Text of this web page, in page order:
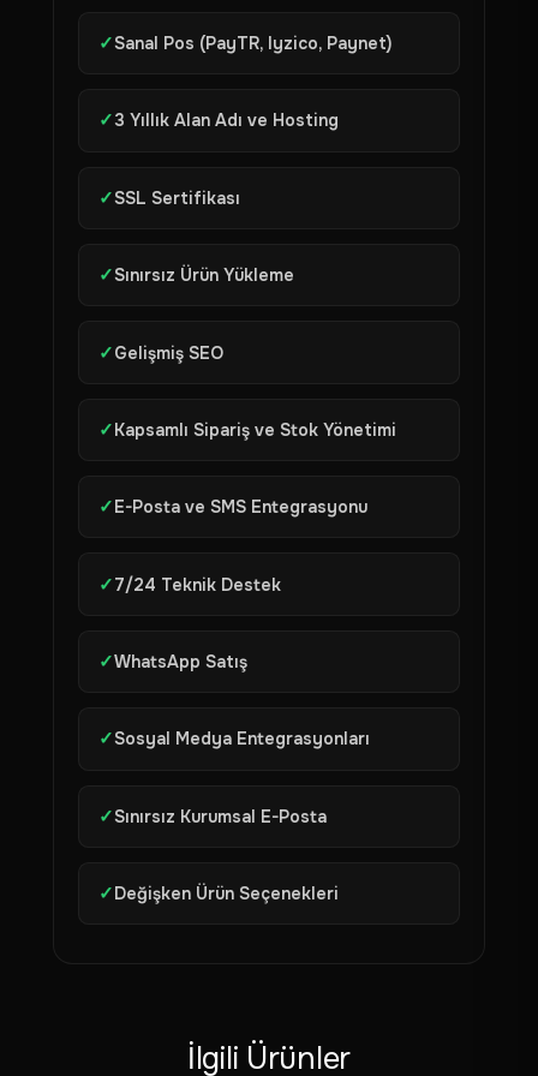
✓Sanal Pos (PayTR, Iyzico, Paynet)
✓3 Yıllık Alan Adı ve Hosting
✓SSL Sertifikası
✓Sınırsız Ürün Yükleme
✓Gelişmiş SEO
✓Kapsamlı Sipariş ve Stok Yönetimi
✓E-Posta ve SMS Entegrasyonu
✓7/24 Teknik Destek
✓WhatsApp Satış
✓Sosyal Medya Entegrasyonları
✓Sınırsız Kurumsal E-Posta
✓Değişken Ürün Seçenekleri
İlgili Ürünler